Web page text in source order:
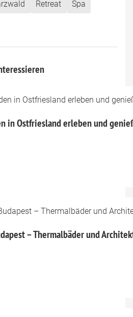
Retreat
Spa
in Ostfriesland erleben und
– Thermalbäder und